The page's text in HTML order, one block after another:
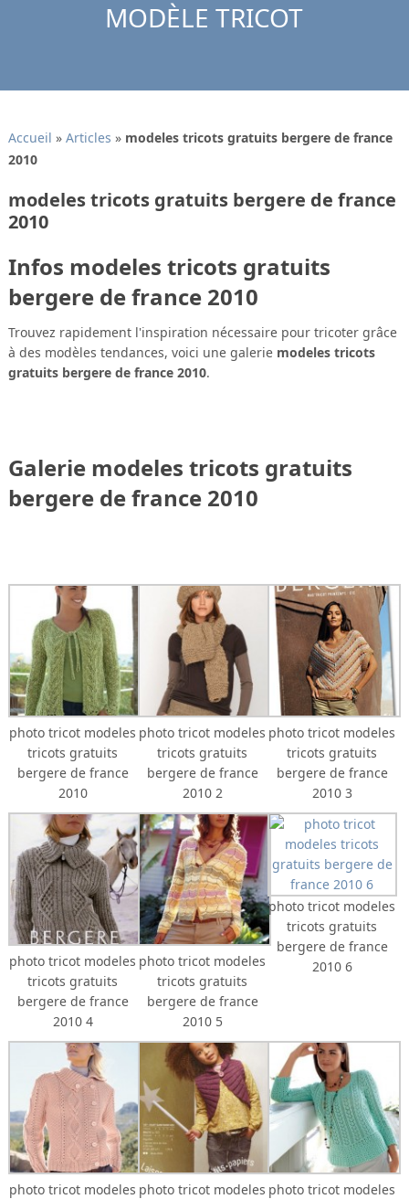
MODÈLE TRICOT
Accueil » Articles » modeles tricots gratuits bergere de france
2010
modeles tricots gratuits bergere de france
2010
Infos modeles tricots gratuits
bergere de france 2010
Trouvez rapidement l'inspiration nécessaire pour tricoter grâce
à des modèles tendances, voici une galerie modeles tricots
gratuits bergere de france 2010.
Galerie modeles tricots gratuits
bergere de france 2010
photo tricot modeles
tricots gratuits
bergere de france
2010
photo tricot modeles
tricots gratuits
bergere de france
2010 2
photo tricot modeles
tricots gratuits
bergere de france
2010 3
photo tricot modeles
tricots gratuits
bergere de france
2010 4
photo tricot modeles
tricots gratuits
bergere de france
2010 5
photo tricot modeles
tricots gratuits
bergere de france
2010 6
photo tricot modeles photo tricot modeles photo tricot modeles